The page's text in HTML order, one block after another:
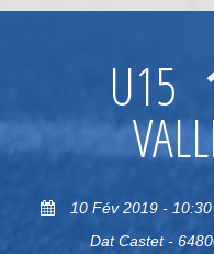
U15
10 Fév 2019 - 10:30
Dat Castet -